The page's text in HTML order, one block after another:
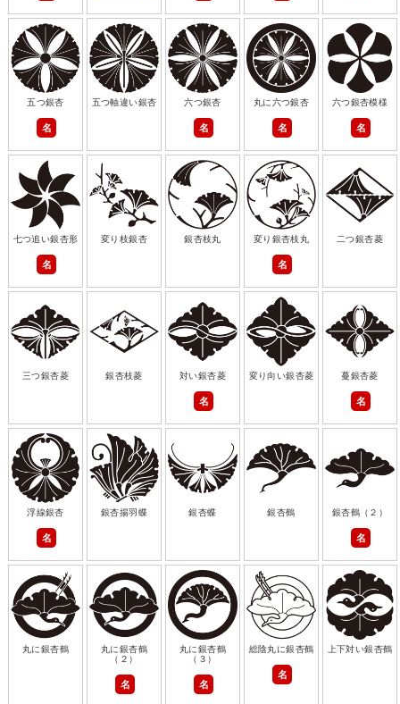
五つ銀杏
名
五つ軸違い銀杏 六つ銀杏
名
丸に六つ銀杏
名
六つ銀杏模様
名
七つ追い銀杏形
名
変り枝銀杏 銀杏枝丸 変り銀杏枝丸
名
二つ銀杏菱
三つ銀杏菱 銀杏枝菱 対い銀杏菱
名
変り向い銀杏菱 蔓銀杏菱
名
浮線銀杏
名
銀杏揚羽蝶 銀杏蝶 銀杏鶴 銀杏鶴（２）
名
丸に銀杏鶴
丸に銀杏鶴
（２）
名
丸に銀杏鶴
（３）
名
総陰丸に銀杏鶴
名
上下対い銀杏鶴